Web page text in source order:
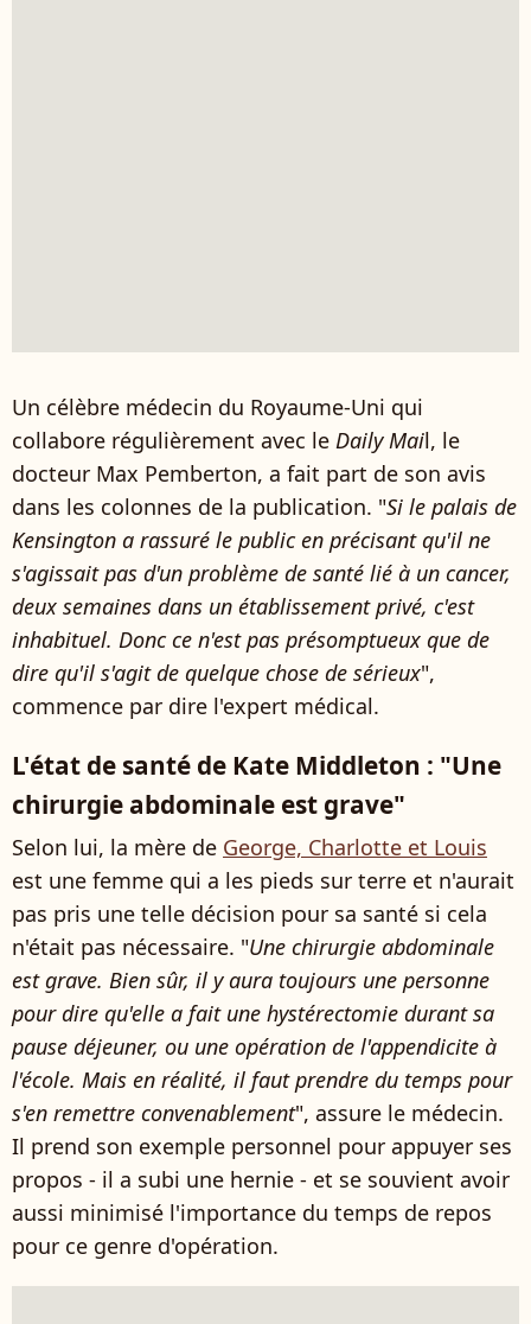
Un célèbre médecin du Royaume-Uni qui
collabore régulièrement avec le Daily Mail, le
docteur Max Pemberton, a fait part de son avis
dans les colonnes de la publication. "Si le palais de
Kensington a rassuré le public en précisant qu'il ne
s'agissait pas d'un problème de santé lié à un cancer,
deux semaines dans un établissement privé, c'est
inhabituel. Donc ce n'est pas présomptueux que de
dire qu'il s'agit de quelque chose de sérieux",
commence par dire l'expert médical.
L'état de santé de Kate Middleton : "Une
chirurgie abdominale est grave"
Selon lui, la mère de George, Charlotte et Louis
est une femme qui a les pieds sur terre et n'aurait
pas pris une telle décision pour sa santé si cela
n'était pas nécessaire. "Une chirurgie abdominale
est grave. Bien sûr, il y aura toujours une personne
pour dire qu'elle a fait une hystérectomie durant sa
pause déjeuner, ou une opération de l'appendicite à
l'école. Mais en réalité, il faut prendre du temps pour
s'en remettre convenablement", assure le médecin.
Il prend son exemple personnel pour appuyer ses
propos - il a subi une hernie - et se souvient avoir
aussi minimisé l'importance du temps de repos
pour ce genre d'opération.